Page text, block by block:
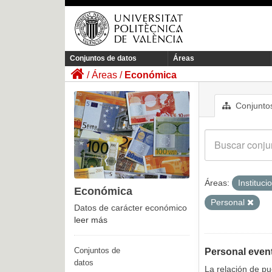
Conjuntos de datos Áreas
Áreas Económica
Áreas:
Personal
Personal
La relación de
Económica
Datos de carácter económico
leer más
Conjuntos de
datos